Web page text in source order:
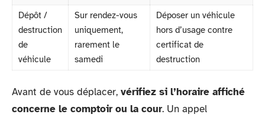
Dépôt /
destruction
de
véhicule
Sur rendez-vous
uniquement,
rarement le
samedi
Déposer un véhicule
hors d’usage contre
certificat de
destruction
Avant de vous déplacer, vérifiez si l’horaire affiché
concerne le comptoir ou la cour. Un appel